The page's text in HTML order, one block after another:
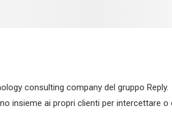
consulting company del gruppo Reply.
insieme ai propri clienti per intercettare